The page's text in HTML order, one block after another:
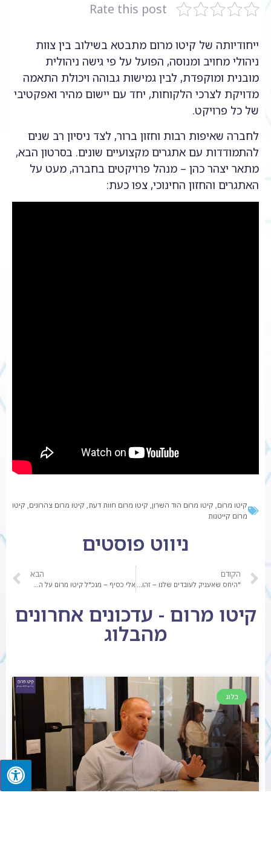
Rate this post
ייחודיותה של קיטו מרום מתבטא בשילוב בין צוות
ניהולי מחויב ומנוסה, הפועל על פי גישה ניהולית
מובנית ומוקפדת, לבין גמישות גבוהה ויכולת התאמה
מדויקת לצרכי הלקוחות, יחד עם יישום מהיר ואפקטיבי
של כל פרויקט.
לחברה שאיפות רבות וחזון ברור, לצד ניסיון רב שנים
להתמודדות עם אתגרים מקצועיים שונים. בסרטון הבא,
מתאר יצהר כהן – מנהל פרויקטים בחברה, מעט על
האתגרים והחזון החינוכי, צפו כעת:
קיטו מרום קיטו מרום הוד השרון קיטו מרום חוות דעת קיטו מרום צהרונים קיטו
מרום קייטנות
ניווט פוסטים
הקודם הבא
קיטו מרום - עדכונים אחרונים
מהבלוג
בלוג